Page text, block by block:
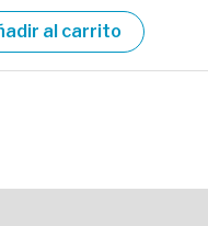
al carrito